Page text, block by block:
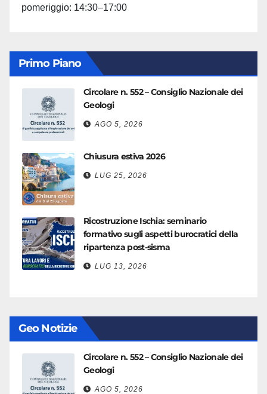
pomeriggio: 14:30–17:00
Primo Piano
Circolare n. 552 – Consiglio Nazionale dei
Geologi
AGO 5, 2026
Chiusura estiva 2026
LUG 25, 2026
Ricostruzione Ischia: seminario
formativo sugli aspetti burocratici della
ripartenza post-sisma
LUG 13, 2026
Geo Notizie
Circolare n. 552 – Consiglio Nazionale dei
Geologi
AGO 5, 2026